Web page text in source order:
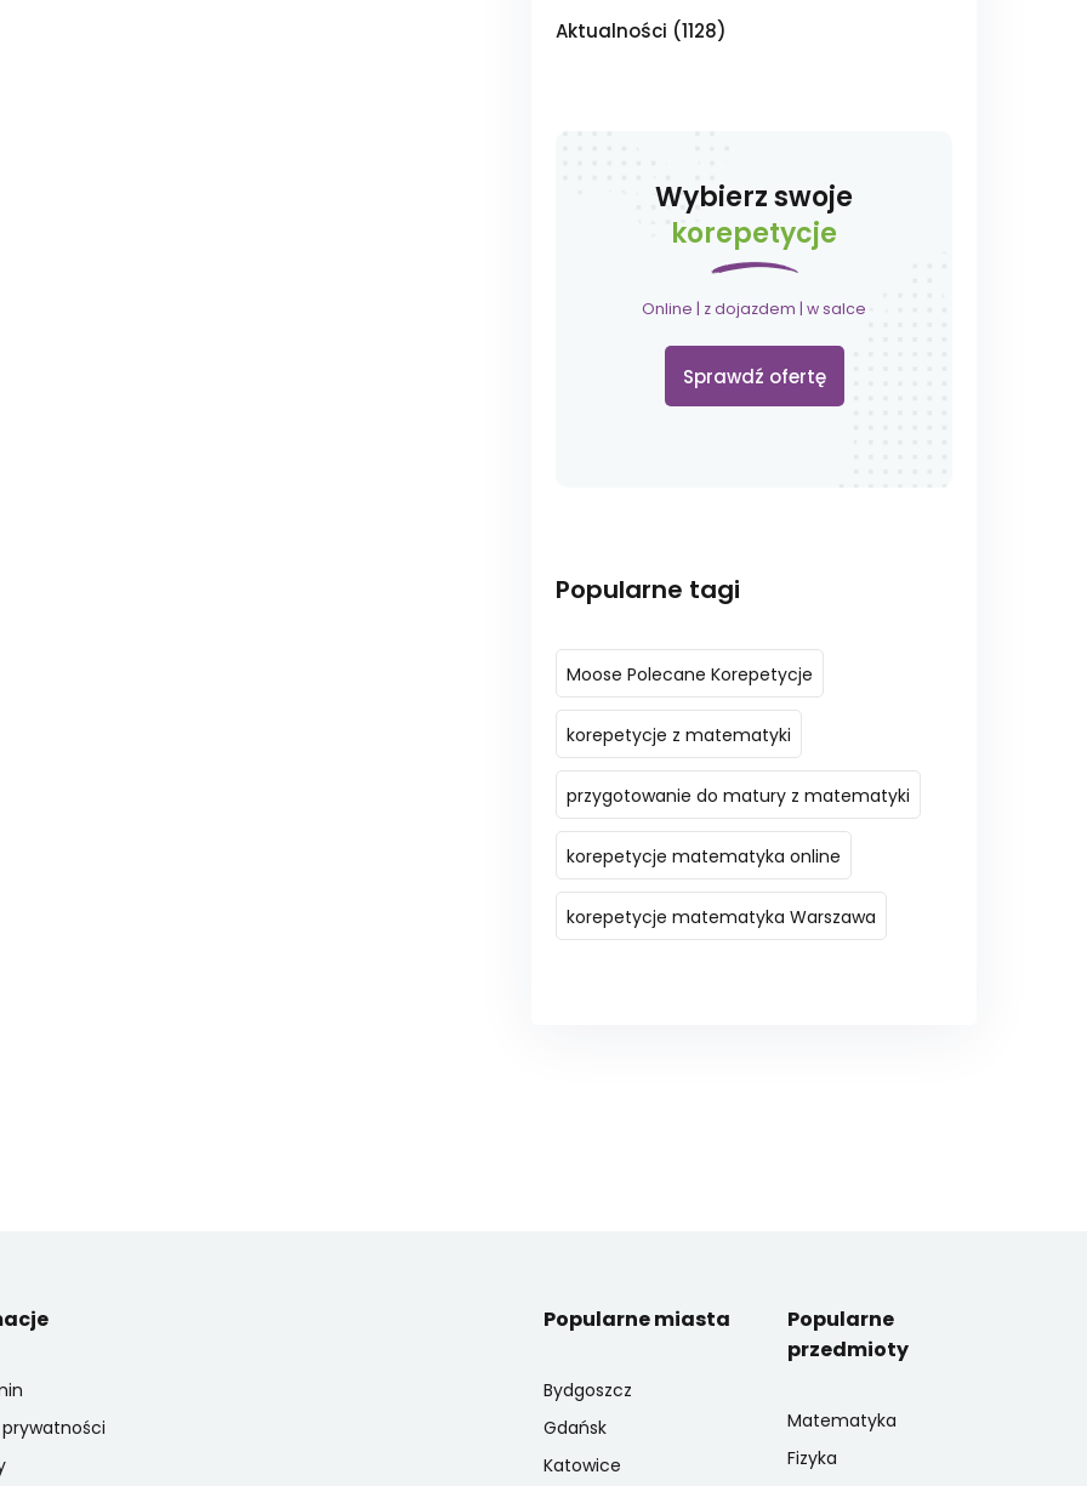
Aktualności (1128)
Wybierz swoje
korepetycje
Online | z dojazdem | w salce
Sprawdź ofertę
Popularne tagi
Moose Polecane Korepetycje
korepetycje z matematyki
przygotowanie do matury z matematyki
korepetycje matematyka online
korepetycje matematyka Warszawa
Popularne miasta
Bydgoszcz
Gdańsk
Katowice
Popularne
przedmioty
Matematyka
Fizyka